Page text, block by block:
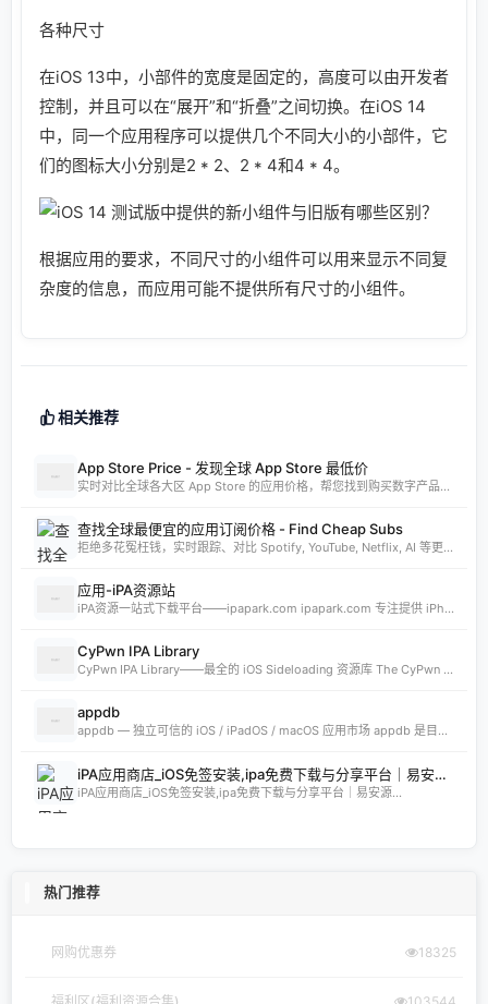
各种尺寸
在iOS 13中，小部件的宽度是固定的，高度可以由开发者
控制，并且可以在“展开”和“折叠”之间切换。在iOS 14
中，同一个应用程序可以提供几个不同大小的小部件，它
们的图标大小分别是2 * 2、2 * 4和4 * 4。
根据应用的要求，不同尺寸的小组件可以用来显示不同复
杂度的信息，而应用可能不提供所有尺寸的小组件。
相关推荐
App Store Price - 发现全球 App Store 最低价
实时对比全球各大区 App Store 的应用价格，帮您找到购买数字产品的最佳时机。支持实时汇率换算和 AI 智能分析。
查找全球最便宜的应用订阅价格 - Find Cheap Subs
拒绝多花冤枉钱，实时跟踪、对比 Spotify, YouTube, Netflix, AI 等更多 App 的全球订阅价格。发现 App Store 最低价国家，订阅费用立省 80%。
应用-iPA资源站
iPA资源一站式下载平台——ipapark.com ipapark.com 专注提供 iPhone、iPad、iPod 软体的 IPA 文件下载服务，覆盖 iOS4 至 iOS16 全系统版本，满足不同机型的用户需求。无论是正版砸壳、开心版软件，还是越狱插件、免费证书，都可在本站快速获取。 核心优势 **全网最全 ip
CyPwn IPA Library
CyPwn IPA Library——最全的 iOS Sideloading 资源库 The CyPwn IPA Library is the most complete sideloading library available for iOS devices. 这里聚合了海量 IPA 包，覆盖 Jailbreak
appdb
appdb — 独立可信的 iOS / iPadOS / macOS 应用市场 appdb 是目前最大的 独立 marketplace，专注于 iOS、iPadOS 与 macOS 生态。无论是开发者想要免费发布应用，还是普通用户想要安全、私密地下载安装自己需要的 app，都可以在这里轻松实现。 核心优势 免费发布：开
iPA应用商店_iOS免签安装,ipa免费下载与分享平台｜易安源&酷卡软件
iPA应用商店_iOS免签安装,ipa免费下载与分享平台｜易安源...
热门推荐
网购优惠券 18325